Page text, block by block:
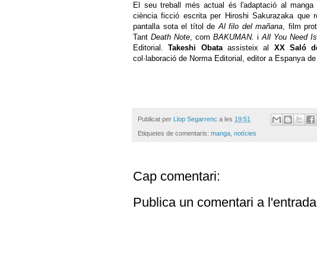
El seu treball més actual és l'adaptació al
ciència ficció escrita per Hiroshi Sakurazaka que
pantalla sota el títol deAl filo del mañana, film
Tant Death Note, com BAKUMAN. iAll You Need
Editorial.Takeshi Obataassisteix al XX Saló
col·laboració de Norma Editorial, editor a Espanya
Publicat per Llop Segarrenc a les 19:51
Etiquetes de comentaris: manga, notícies
Cap comentari:
Publica un comentari a l'entrada